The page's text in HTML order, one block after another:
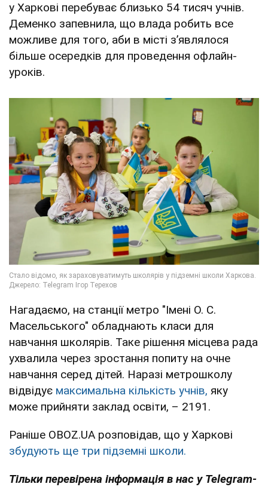
у Харкові перебуває близько 54 тисяч учнів.
Деменко запевнила, що влада робить все
можливе для того, аби в місті зʼявлялося
більше осередків для проведення офлайн-
уроків.
Нагадаємо, на станції метро "Імені О. С.
Масельського" обладнають класи для
навчання школярів. Таке рішення місцева рада
ухвалила через зростання попиту на очне
навчання серед дітей. Наразі метрошколу
відвідує максимальна кількість учнів, яку
може прийняти заклад освіти, – 2191.
Раніше OBOZ.UA розповідав, що у Харкові
збудують ще три підземні школи.
Тільки перевірена інформація в нас у Telegram-